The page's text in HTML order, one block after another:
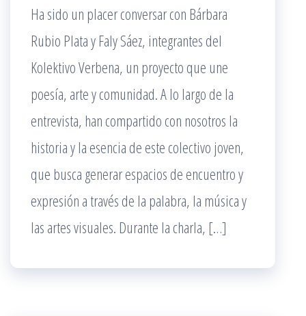
Ha sido un placer conversar con Bárbara
Rubio Plata y Faly Sáez, integrantes del
Kolektivo Verbena, un proyecto que une
poesía, arte y comunidad. A lo largo de la
entrevista, han compartido con nosotros la
historia y la esencia de este colectivo joven,
que busca generar espacios de encuentro y
expresión a través de la palabra, la música y
las artes visuales. Durante la charla, […]